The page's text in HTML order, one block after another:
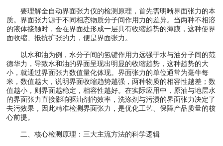
要理解全自动界面张力仪的检测原理，首先需明晰界面张力的本
质。界面张力源于不同相态物质分子间作用力的差异。当两种不相溶
的液体接触时，会在界面处形成一层具有收缩趋势的薄膜，这种使界
面收缩、抵抗扩张的力，便是界面张力。
以水和油为例，水分子间的氢键作用力远强于水与油分子间的范
德华力，导致水和油的界面呈现出明显的收缩趋势，这种趋势的大
小，就通过界面张力数值量化体现。界面张力的单位通常为毫牛每
米，数值越大，说明界面收缩趋势越强，两种物质的相容性越差；数
值越小，则界面越稳定，相容性越好。在实际应用中，原油与地层水
的界面张力直接影响驱油剂的效率，洗涤剂与污渍的界面张力决定了
去污效果，因此精准检测界面张力，是优化工艺、保障产品质量的核
心前提。
二、核心检测原理：三大主流方法的科学逻辑